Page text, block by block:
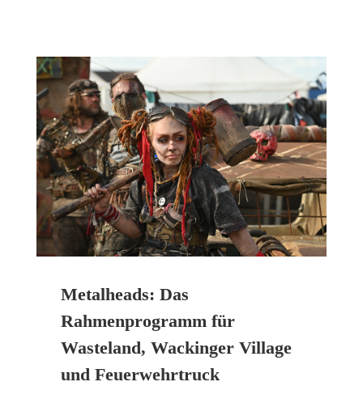
Metalheads: Das
Rahmenprogramm für
Wasteland, Wackinger Village
und Feuerwehrtruck